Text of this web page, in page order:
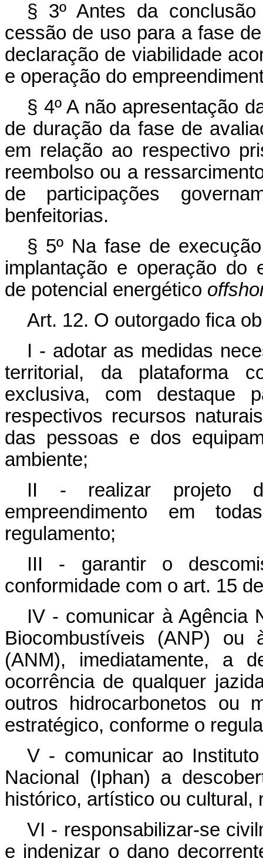
§ 3º Antes da
cessão de uso para a fase
declaração de viabilidade
e operação do
§ 4º A não apresentação
de duração da fase de
em relação ao respectivo
reembolso ou a
de participações
benfeitorias.
§ 5º Na fase de
implantação e operação do
de potencial energético
Art. 12. O outorgado fica
I - adotar as medidas
territorial, da plataforma
exclusiva, com
respectivos recursos
das pessoas e dos
ambiente;
II - realizar projeto
empreendimento em
regulamento;
III - garantir o
conformidade com o art. 15
IV - comunicar à Agência
Biocombustíveis (ANP) ou
(ANM), imediatamente, a
ocorrência de qualquer
outros hidrocarbonetos ou
estratégico, conforme o
V - comunicar ao
Nacional (Iphan) a
histórico, artístico ou cultural,
VI - responsabilizar-se
e indenizar o dano